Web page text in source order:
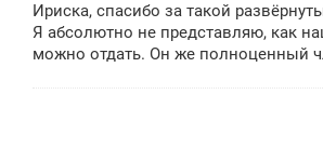
Ириска, спасибо за такой
Я абсолютно не представляю, как
можно отдать. Он же полноценный